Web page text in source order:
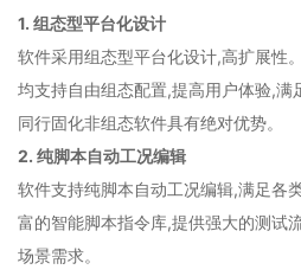
1. 组态型平台化设计
软件采用组态型平台化设计,高扩展性
均支持自由组态配置,提高用户体验,满
同行固化非组态软件具有绝对优势。
2. 纯脚本自动工况编辑
软件支持纯脚本自动工况编辑,满足各
富的智能脚本指令库,提供强大的测试
场景需求。